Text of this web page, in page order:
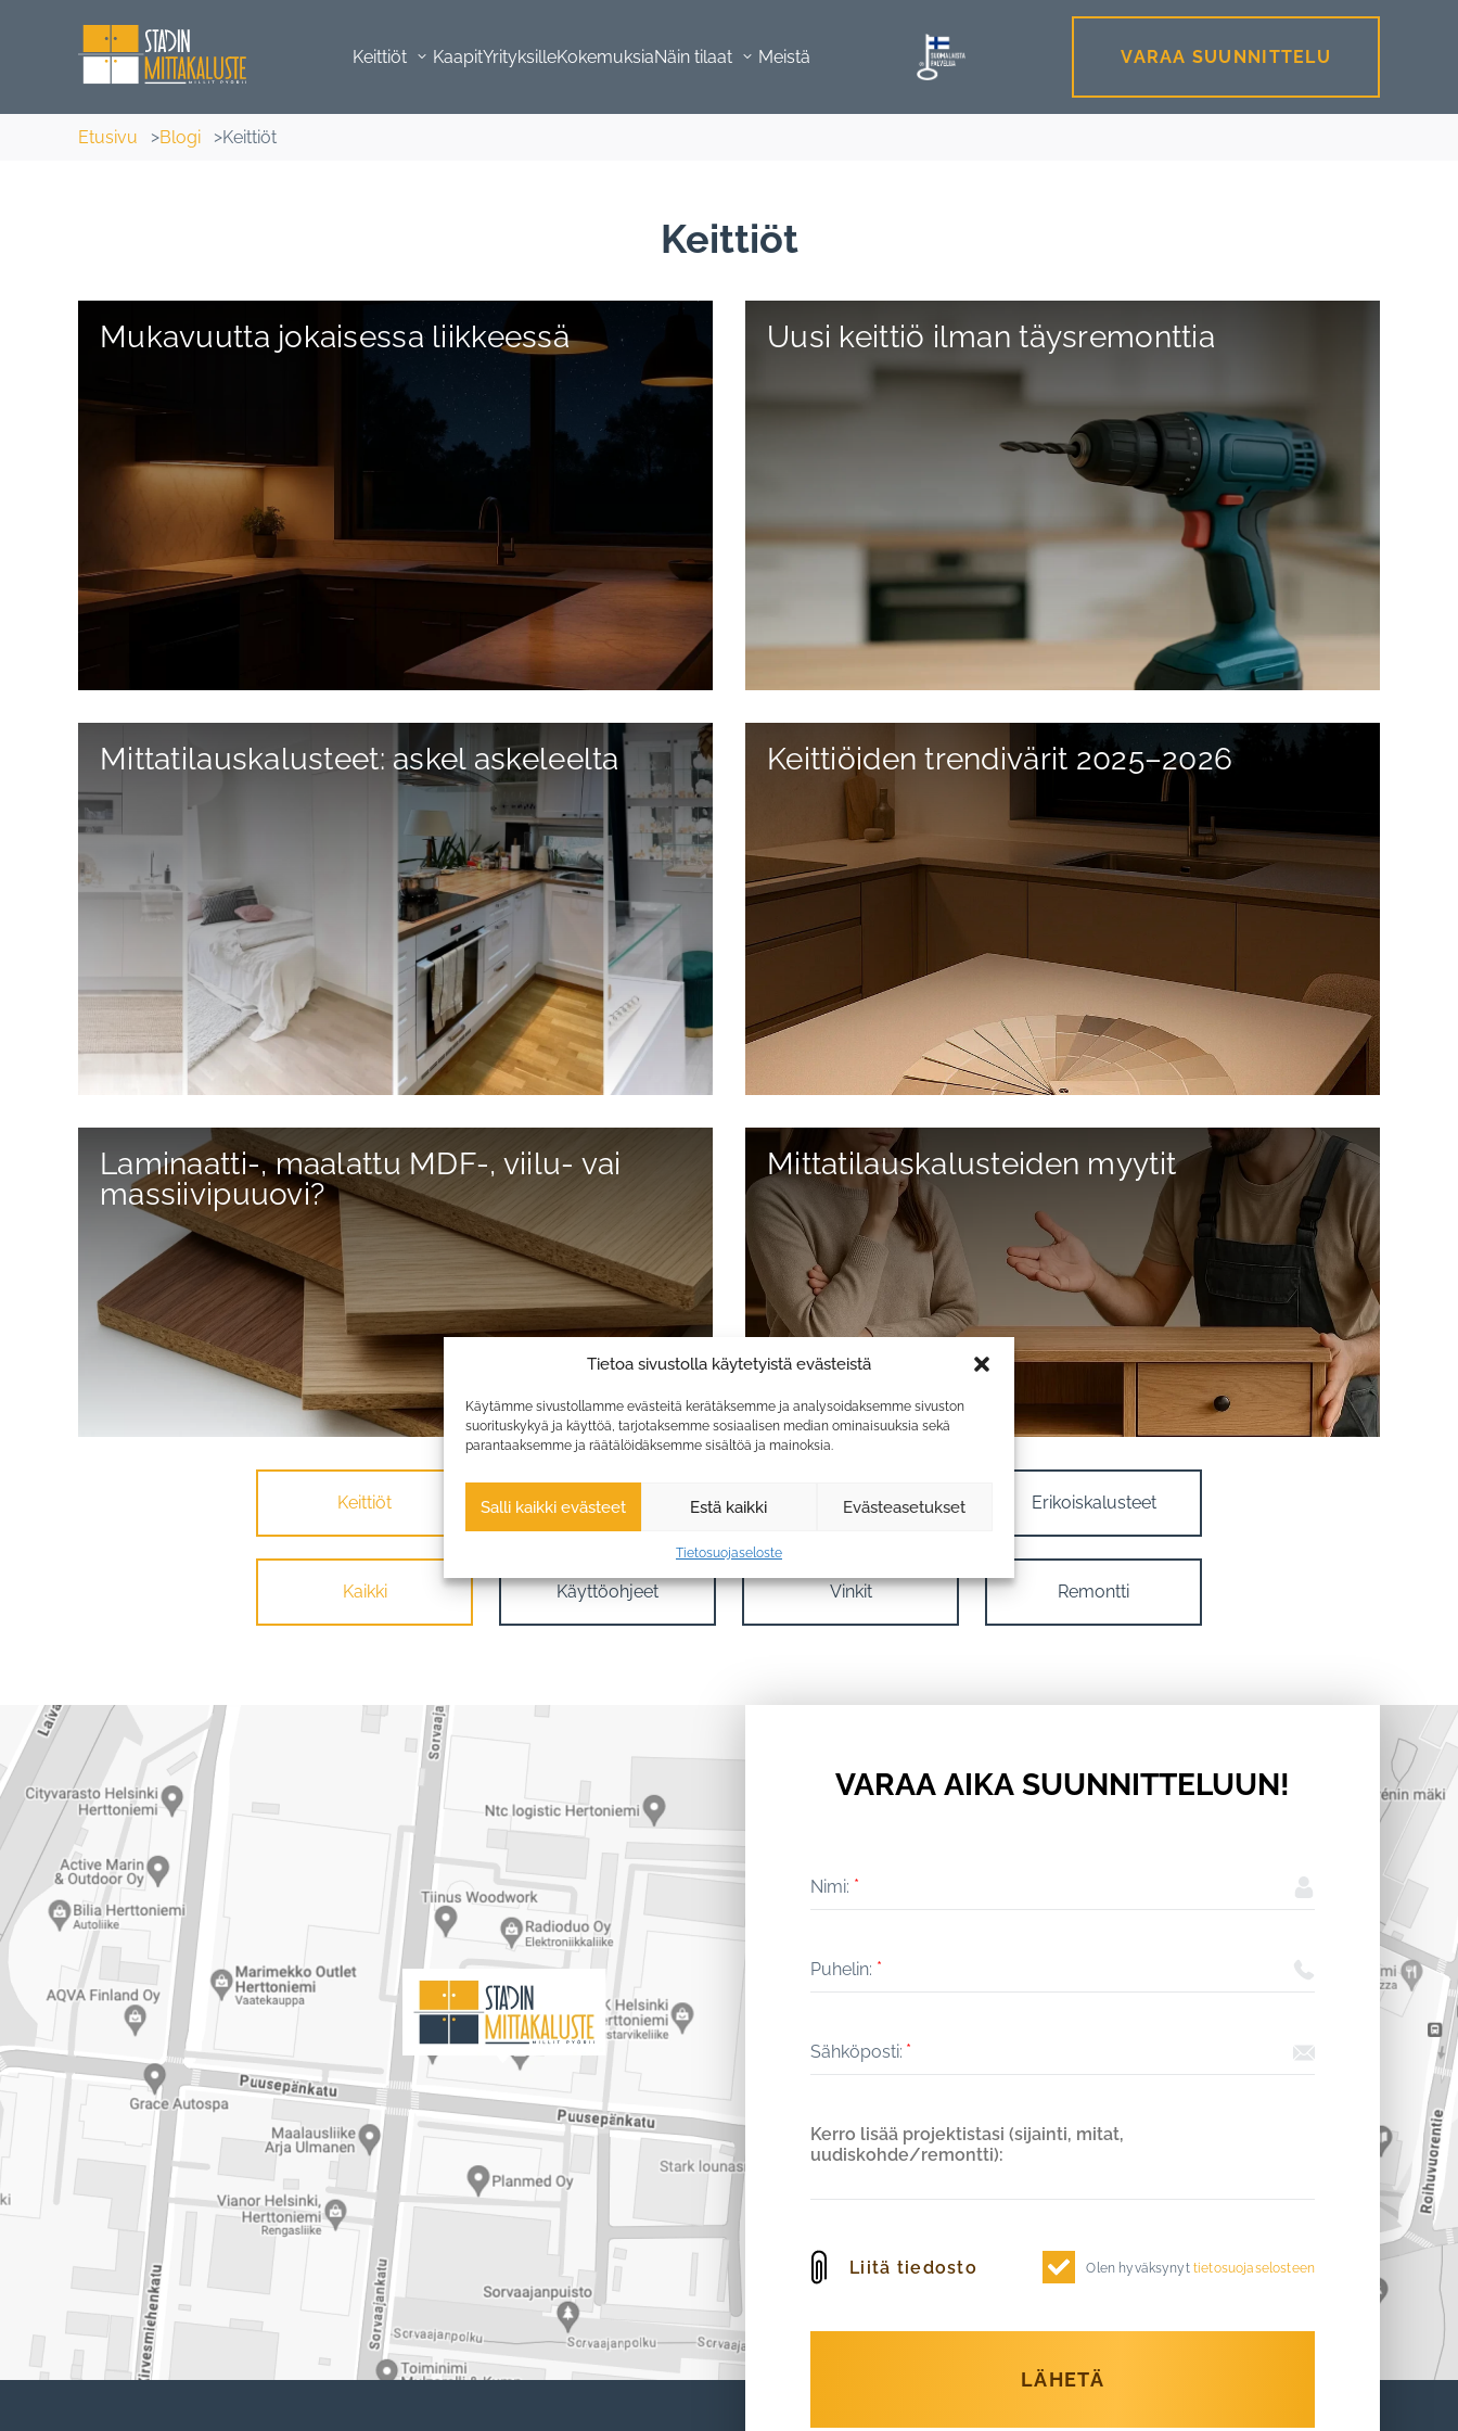
Tietoa sivustolla käytetyistä evästeistä
Käytämme sivustollamme evästeitä kerätäksemme ja analysoidaksemme sivuston
suorituskykyä ja käyttöä, tarjotaksemme sosiaalisen median ominaisuuksia sekä
parantaaksemme ja räätälöidäksemme sisältöä ja mainoksia.
Salli kaikki evästeet Estä kaikki Evästeasetukset
Tietosuojaseloste
Keittiöt KaapitYrityksilleKokemuksiaNäin tilaat Meistä VARAA SUUNNITTELU
Etusivu Blogi Keittiöt
Keittiöt
Mukavuutta jokaisessa liikkeessä Uusi keittiö ilman täysremonttia
Mittatilauskalusteet: askel askeleelta Keittiöiden trendivärit 2025–2026
Laminaatti-, maalattu MDF-, viilu- vai
massiivipuuovi?
Mittatilauskalusteiden myytit
Keittiöt Kaapit Keittiön ovet Erikoiskalusteet
Kaikki Käyttöohjeet Vinkit Remontti
VARAA AIKA SUUNNITTELUUN!
Olen hyväksynyt tietosuojaselosteen
LÄHETÄ